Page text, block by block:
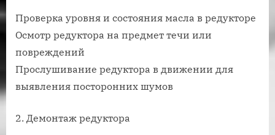
Проверка уровня и состояния масла в редукторе
Осмотр редуктора на предмет течи или
повреждений
Прослушивание редуктора в движении для
выявления посторонних шумов
2. Демонтаж редуктора